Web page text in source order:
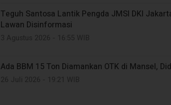
Teguh Santosa Lantik Pengda JMSI DKI
Lawan Disinformasi
Ada BBM 15 Ton Diamankan OTK di Mansel,